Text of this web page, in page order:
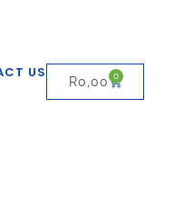
US
R0,00 0